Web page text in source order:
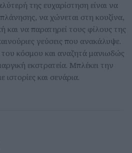
της ευχαρίστηση είναι να
να χώνεται στη κουζίνα,
και να παρατηρεί τους φίλους της
γεύσεις που ανακάλυψε.
του κόσμου και αναζητά μανιωδώς
εκστρατεία. Μπλέκει την
ιστορίες και σενάρια.